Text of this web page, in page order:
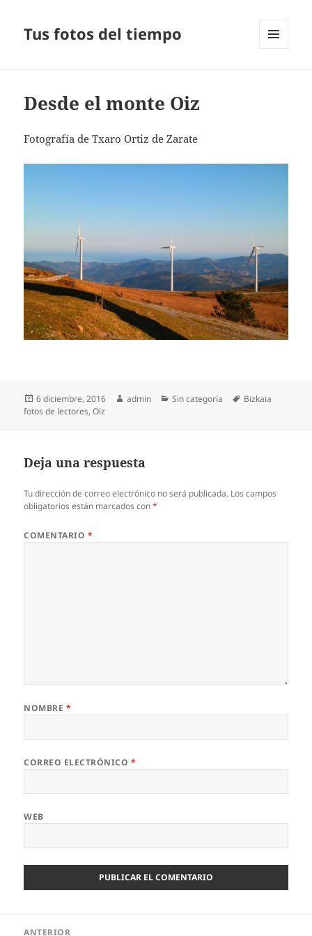
Tus fotos del tiempo
Desde el monte Oiz
Fotografía de Txaro Ortiz de Zarate
Publicado
el
6 diciembre, 2016 Autor
admin Categorías
Sin categoría Etiquetas
Bizkaia
fotos de lectores,Oiz
Deja una respuesta
Tu dirección de correo electrónico no será publicada. Los campos
obligatorios están marcados con*
COMENTARIO *
NOMBRE *
CORREO ELECTRÓNICO *
WEB
ANTERIOR